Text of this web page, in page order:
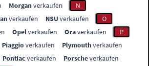
Morganverkaufen
N
verkaufen NSUverkaufen
O
Opelverkaufen Oraverkaufen
P
Piaggioverkaufen Plymouthverkaufen
Pontiac verkaufen Porscheverkaufen